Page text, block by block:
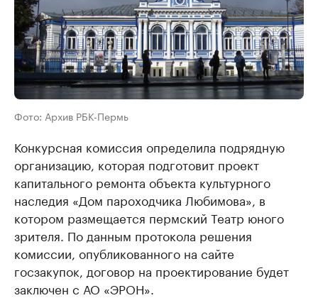
Фото: Архив РБК-Пермь
Конкурсная комиссия определила подрядную
организацию, которая подготовит проект
капитального ремонта объекта культурного
наследия «Дом пароходчика Любимова», в
котором размещается пермский Театр юного
зрителя. По данным протокола решения
комиссии, опубликованного на сайте
госзакупок, договор на проектирование будет
заключен с АО «ЭРОН».